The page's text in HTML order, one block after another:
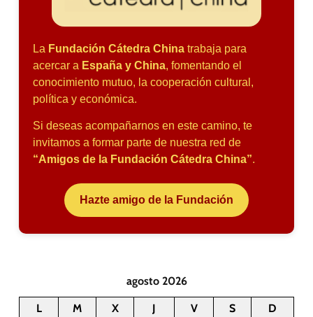
La Fundación Cátedra China trabaja para
acercar a España y China, fomentando el
conocimiento mutuo, la cooperación cultural,
política y económica.
Si deseas acompañarnos en este camino, te
invitamos a formar parte de nuestra red de
“Amigos de la Fundación Cátedra China”.
Hazte amigo de la Fundación
agosto 2026
L M X J V S
D